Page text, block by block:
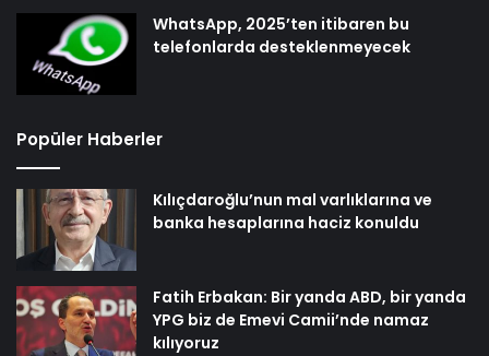
WhatsApp, 2025’ten itibaren bu
telefonlarda desteklenmeyecek
Popüler Haberler
Kılıçdaroğlu’nun mal varlıklarına ve
banka hesaplarına haciz konuldu
Fatih Erbakan: Bir yanda ABD, bir yanda
YPG biz de Emevi Camii’nde namaz
kılıyoruz